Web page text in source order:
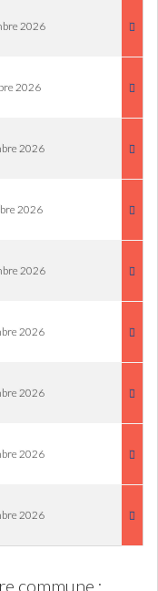
2026
2026
2026
2026
2026
2026
2026
2026
2026
commune :